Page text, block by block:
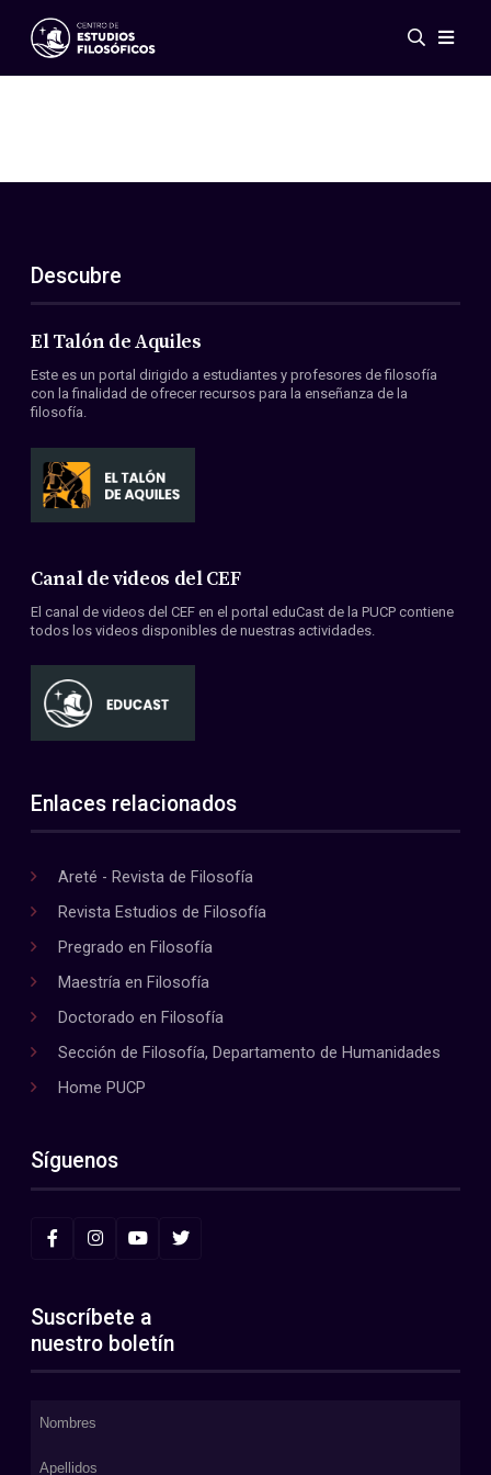
Eventos
ES
EN
Acerca de nosotros
Miembros
Convenios
Descubre
El Talón de Aquiles
Este es un portal dirigido a estudiantes y profesores de filosofía
con la finalidad de ofrecer recursos para la enseñanza de la
filosofía.
Canal de videos del CEF
El canal de videos del CEF en el portal eduCast de la PUCP contiene
todos los videos disponibles de nuestras actividades.
Enlaces relacionados
Areté - Revista de Filosofía
Revista Estudios de Filosofía
Pregrado en Filosofía
Maestría en Filosofía
Doctorado en Filosofía
Sección de Filosofía, Departamento de Humanidades
Home PUCP
Síguenos
Suscríbete a
nuestro boletín